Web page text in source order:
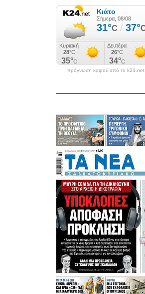
πρόγνωση καιρού από το k24.net